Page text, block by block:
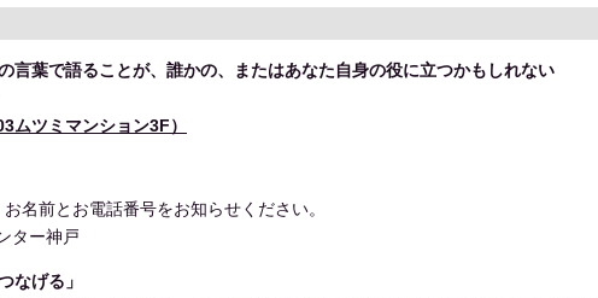
言葉で語ることが、誰かの、またはあなた自身の役に立つかもしれない
ムツミマンション3F）
前とお電話番号をお知らせください。
ター神戸
なげる」